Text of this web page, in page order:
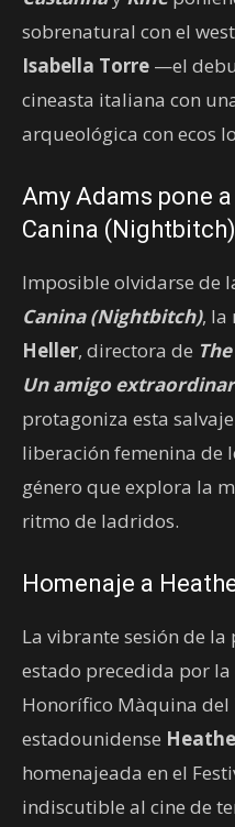
sobrenatural con el
Isabella Torre —el
cineasta italiana con
arqueológica con ecos
Amy Adams pone
Canina (Nightbitch)
Imposible olvidarse de
Canina (Nightbitch), la
Heller, directora de
Un amigo
protagoniza esta
liberación femenina de
género que explora la
ritmo de ladridos.
Homenaje a
La vibrante sesión de
estado precedida por
Honorífico Màquina del
estadounidense
homenajeada en el
indiscutible al cine de